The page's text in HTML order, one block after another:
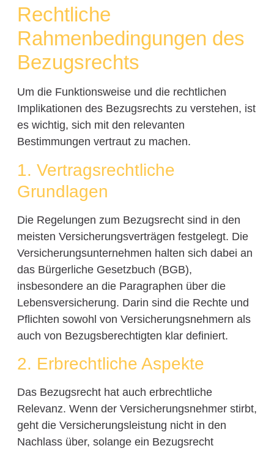
Rechtliche
Rahmenbedingungen des
Bezugsrechts
Um die Funktionsweise und die rechtlichen
Implikationen des Bezugsrechts zu verstehen, ist
es wichtig, sich mit den relevanten
Bestimmungen vertraut zu machen.
1. Vertragsrechtliche
Grundlagen
Die Regelungen zum Bezugsrecht sind in den
meisten Versicherungsverträgen festgelegt. Die
Versicherungsunternehmen halten sich dabei an
das Bürgerliche Gesetzbuch (BGB),
insbesondere an die Paragraphen über die
Lebensversicherung. Darin sind die Rechte und
Pflichten sowohl von Versicherungsnehmern als
auch von Bezugsberechtigten klar definiert.
2. Erbrechtliche Aspekte
Das Bezugsrecht hat auch erbrechtliche
Relevanz. Wenn der Versicherungsnehmer stirbt,
geht die Versicherungsleistung nicht in den
Nachlass über, solange ein Bezugsrecht